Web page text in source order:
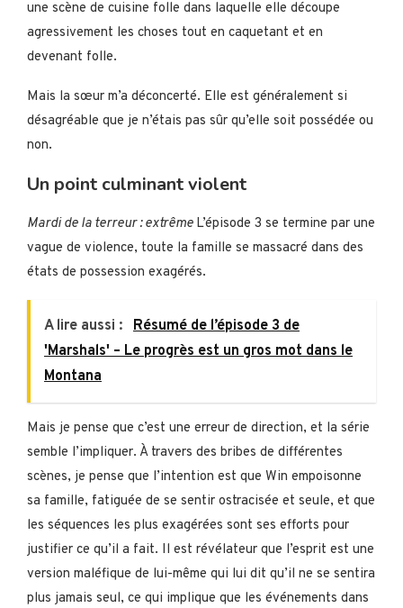
une scène de cuisine folle dans laquelle elle découpe
agressivement les choses tout en caquetant et en
devenant folle.
Mais la sœur m’a déconcerté. Elle est généralement si
désagréable que je n’étais pas sûr qu’elle soit possédée ou
non.
Un point culminant violent
Mardi de la terreur : extrême L’épisode 3 se termine par une
vague de violence, toute la famille se massacré dans des
états de possession exagérés.
A lire aussi :
Résumé de l’épisode 3 de
'Marshals' – Le progrès est un gros mot dans le
Montana
Mais je pense que c’est une erreur de direction, et la série
semble l’impliquer. À travers des bribes de différentes
scènes, je pense que l’intention est que Win empoisonne
sa famille, fatiguée de se sentir ostracisée et seule, et que
les séquences les plus exagérées sont ses efforts pour
justifier ce qu’il a fait. Il est révélateur que l’esprit est une
version maléfique de lui-même qui lui dit qu’il ne se sentira
plus jamais seul, ce qui implique que les événements dans